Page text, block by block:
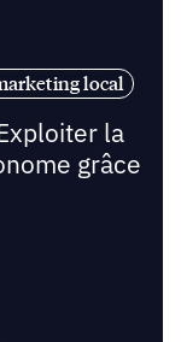
local
la
grâce